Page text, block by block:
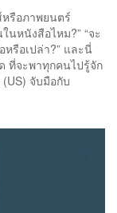
หรือภาพยนตร์
นหนังสือไหม?” “จะ
รือเปล่า?” และนี่
ที่จะพาทุกคนไปรู้จัก
จับมือกับ